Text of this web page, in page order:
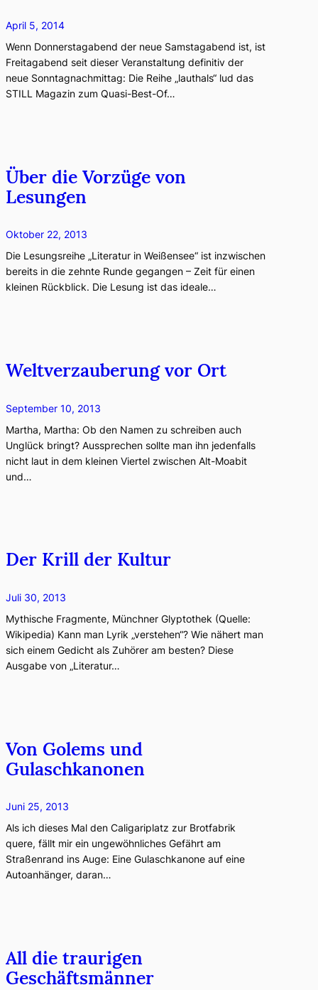
April 5, 2014
Wenn Donnerstagabend der neue Samstagabend ist, ist
Freitagabend seit dieser Veranstaltung definitiv der
neue Sonntagnachmittag: Die Reihe „lauthals“ lud das
STILL Magazin zum Quasi-Best-Of…
Über die Vorzüge von
Lesungen
Oktober 22, 2013
Die Lesungsreihe „Literatur in Weißensee“ ist inzwischen
bereits in die zehnte Runde gegangen – Zeit für einen
kleinen Rückblick. Die Lesung ist das ideale…
Weltverzauberung vor Ort
September 10, 2013
Martha, Martha: Ob den Namen zu schreiben auch
Unglück bringt? Aussprechen sollte man ihn jedenfalls
nicht laut in dem kleinen Viertel zwischen Alt-Moabit
und…
Der Krill der Kultur
Juli 30, 2013
Mythische Fragmente, Münchner Glyptothek (Quelle:
Wikipedia) Kann man Lyrik „verstehen“? Wie nähert man
sich einem Gedicht als Zuhörer am besten? Diese
Ausgabe von „Literatur…
Von Golems und
Gulaschkanonen
Juni 25, 2013
Als ich dieses Mal den Caligariplatz zur Brotfabrik
quere, fällt mir ein ungewöhnliches Gefährt am
Straßenrand ins Auge: Eine Gulaschkanone auf eine
Autoanhänger, daran…
All die traurigen
Geschäftsmänner